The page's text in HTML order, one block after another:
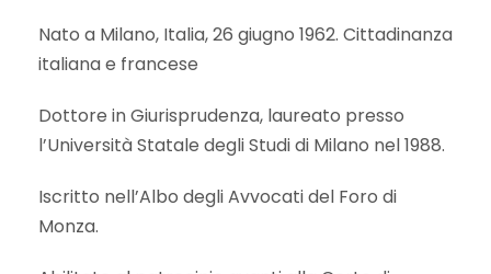
Nato a Milano, Italia, 26 giugno 1962. Cittadinanza
italiana e francese
Dottore in Giurisprudenza, laureato presso
l’Università Statale degli Studi di Milano nel 1988.
Iscritto nell’Albo degli Avvocati del Foro di
Monza.